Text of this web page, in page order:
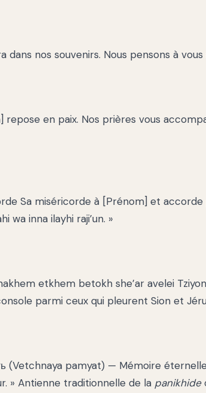
dans nos souvenirs. Nous pensons à
repose en paix. Nos prières vous
Sa miséricorde à [Prénom] et
wa inna ilayhi raji’un. »
etkhem betokh she’ar avelei
parmi ceux qui pleurent Sion et
(Vetchnaya pamyat) — Mémoire
» Antienne traditionnelle de la panikhide